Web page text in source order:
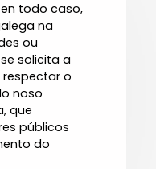
en todo caso,
na
ou
solicita a
respectar o
noso
que
públicos
do